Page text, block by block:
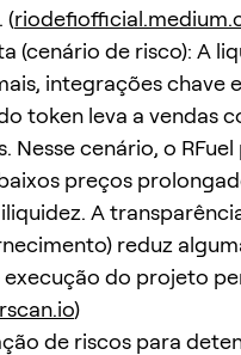
(
(cenário de risco): A
integrações chave
token leva a vendas
Nesse cenário, o
preços
A
reduz
execução do projeto
)
de riscos para